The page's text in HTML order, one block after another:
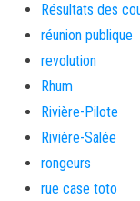
Résultats des
réunion publique
revolution
Rhum
Rivière-Pilote
Rivière-Salée
rongeurs
rue case toto